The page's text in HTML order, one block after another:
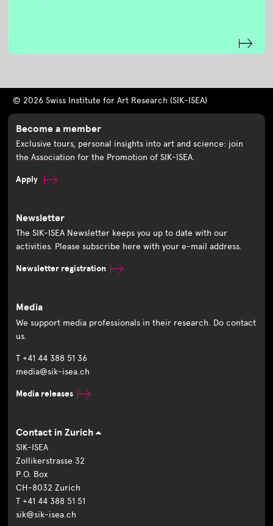
© 2026 Swiss Institute for Art Research (SIK-ISEA)
Become a member
Exclusive tours, personal insights into art and science: join
the Association for the Promotion of SIK-ISEA.
Apply
Newsletter
The SIK-ISEA Newsletter keeps you up to date with our
activities. Please subscribe here with your e-mail address.
Newsletter registration
Media
We support media professionals in their research. Do contact
us.
T +41 44 388 51 36
media@sik-isea.ch
Media releases
Contact in Zurich
SIK-ISEA
Zollikerstrasse 32
P.O. Box
CH-8032 Zurich
T +41 44 388 51 51
sik@sik-isea.ch